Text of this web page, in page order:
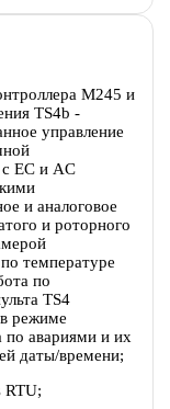
M245 и
TS4b -
управление
EC и AC
и аналоговое
и роторного
температуре
по
TS4
режиме
по авариями и их
даты/времени;
RTU;